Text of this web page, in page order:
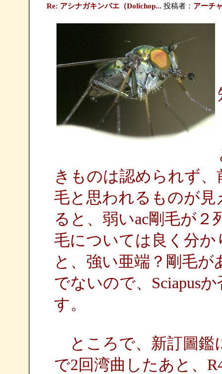
Re: アシナガキンバエ（Dolichop... 投稿者： アーチ
きものは認められず
毛と思われるものが見
ると、弱いac剛毛が
毛については良く分か
と、強い亜端？剛毛
でないので、Sciapus
す。
ところで、新訂圖鑑
で2回湾曲したあと、